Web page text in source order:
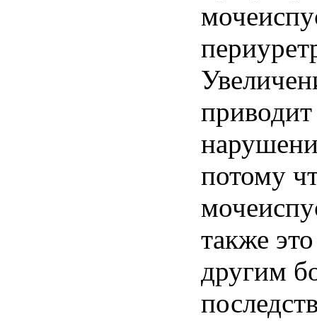
приводит
потому
также
другим